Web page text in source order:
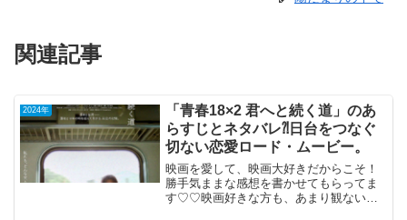
関連記事
2024年
「青春18×2 君へと続く道」のあ
らすじとネタバレ⁈日台をつなぐ
切ない恋愛ロード・ムービー。
映画を愛して、映画大好きだからこそ！
勝手気ままな感想を書かせてもらってま
す♡♡映画好きな方も、あまり観ない方